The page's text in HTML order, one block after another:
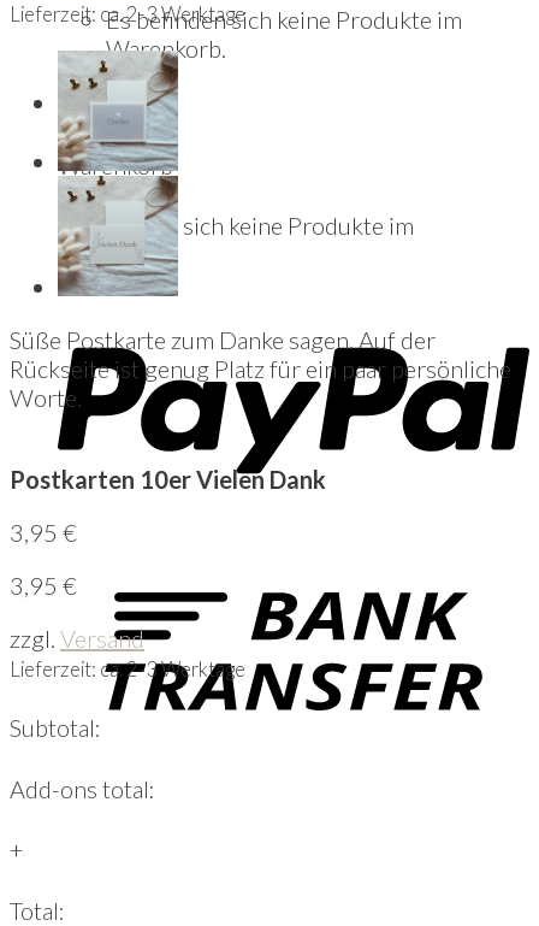
Es befinden sich keine Produkte im
Warenkorb.
Warenkorb
Es befinden sich keine Produkte im
Warenkorb.
Lieferzeit: ca. 2-3 Werktage
Süße Postkarte zum Danke sagen. Auf der
Rückseite ist genug Platz für ein paar persönliche
Worte.
Postkarten 10er Vielen Dank
3,95 €
3,95 €
zzgl. Versand
Lieferzeit: ca. 2-3 Werktage
Subtotal:
Add-ons total:
+
Total: